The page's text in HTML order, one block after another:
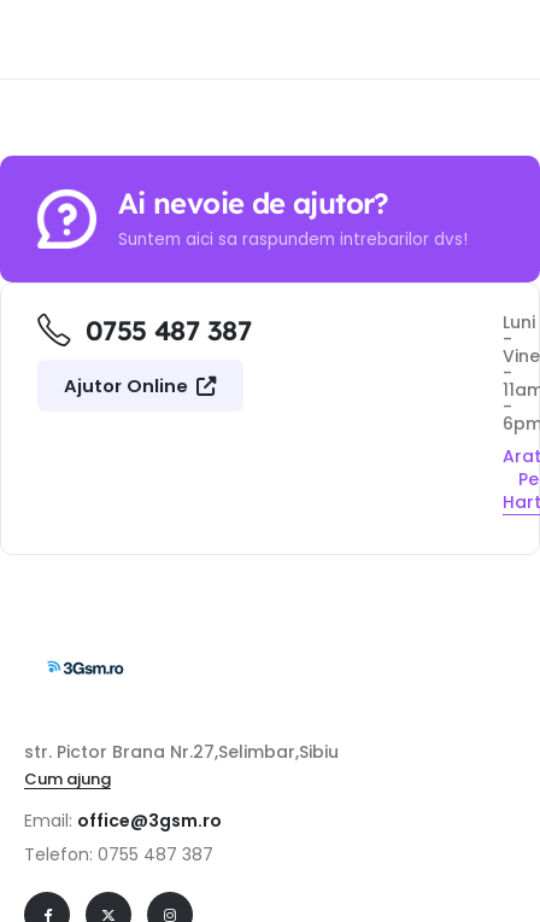
Ai nevoie de ajutor?
Suntem aici sa raspundem intrebarilor dvs!
0755 487 387
Ajutor Online
Luni
-
-
-
Pe
str. Pictor Brana Nr.27,Selimbar,Sibiu
Cum ajung
Email: office@3gsm.ro
Telefon: 0755 487 387